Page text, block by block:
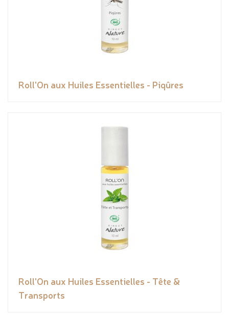
Roll'On aux Huiles Essentielles - Piqûres
Roll'On aux Huiles Essentielles - Tête &
Transports